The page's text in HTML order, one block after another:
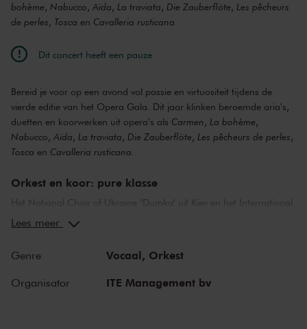
bohème, Nabucco, Aïda, La traviata, Die Zauberflöte, Les pêcheurs
de perles, Tosca en Cavalleria rusticana
Dit concert heeft een pauze
Bereid je voor op een avond vol passie en virtuositeit tijdens de
vierde editie van het Opera Gala. Dit jaar klinken beroemde aria's,
duetten en koorwerken uit opera's als Carmen , La bohème,
Nabucco, Aïda, La traviata, Die Zauberflöte, Les pêcheurs de perles,
Tosca en Cavalleria rusticana.
Orkest en koor: pure klasse
Het National Choir of Ukraine ‘Dumka’ uit Kiev en het International
Symphony Orchestra (INSO) uit Lviv, onder leiding van dirigent
Symphony of Magic - The Music of Harry Potter Live
Requiem beloven ze opnieuw een concert neer te zetten dat u op het
puntje van uw stoel houdt. Het National Choir of Ukraine ‘Dumka’,
Lees meer
Genre Vocaal, Orkest
Organisator ITE Management bv